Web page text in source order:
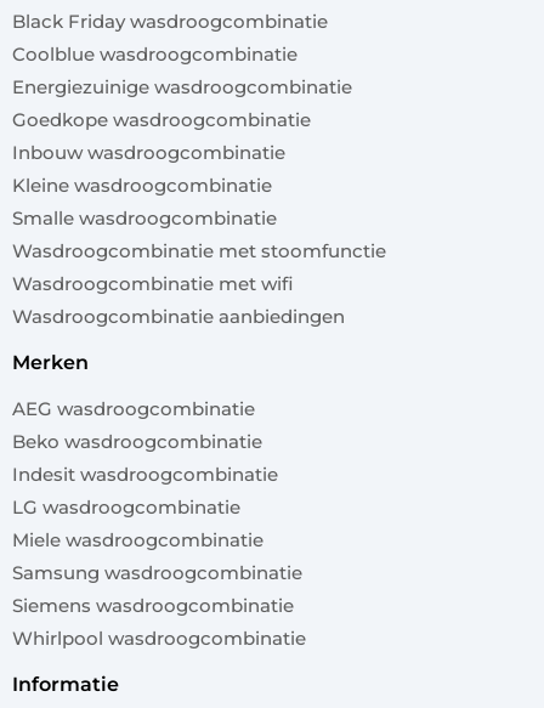
Black Friday wasdroogcombinatie
Coolblue wasdroogcombinatie
Energiezuinige wasdroogcombinatie
Goedkope wasdroogcombinatie
Inbouw wasdroogcombinatie
Kleine wasdroogcombinatie
Smalle wasdroogcombinatie
Wasdroogcombinatie met stoomfunctie
Wasdroogcombinatie met wifi
Wasdroogcombinatie aanbiedingen
merken
AEG wasdroogcombinatie
Beko wasdroogcombinatie
Indesit wasdroogcombinatie
LG wasdroogcombinatie
Miele wasdroogcombinatie
Samsung wasdroogcombinatie
Siemens wasdroogcombinatie
Whirlpool wasdroogcombinatie
informatie